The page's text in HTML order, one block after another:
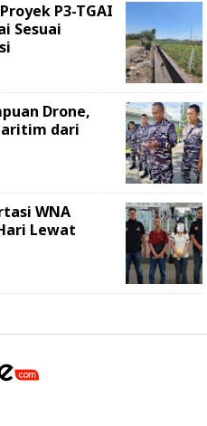
P3-TGAI
Sesuai
Drone,
dari
WNA
Lewat